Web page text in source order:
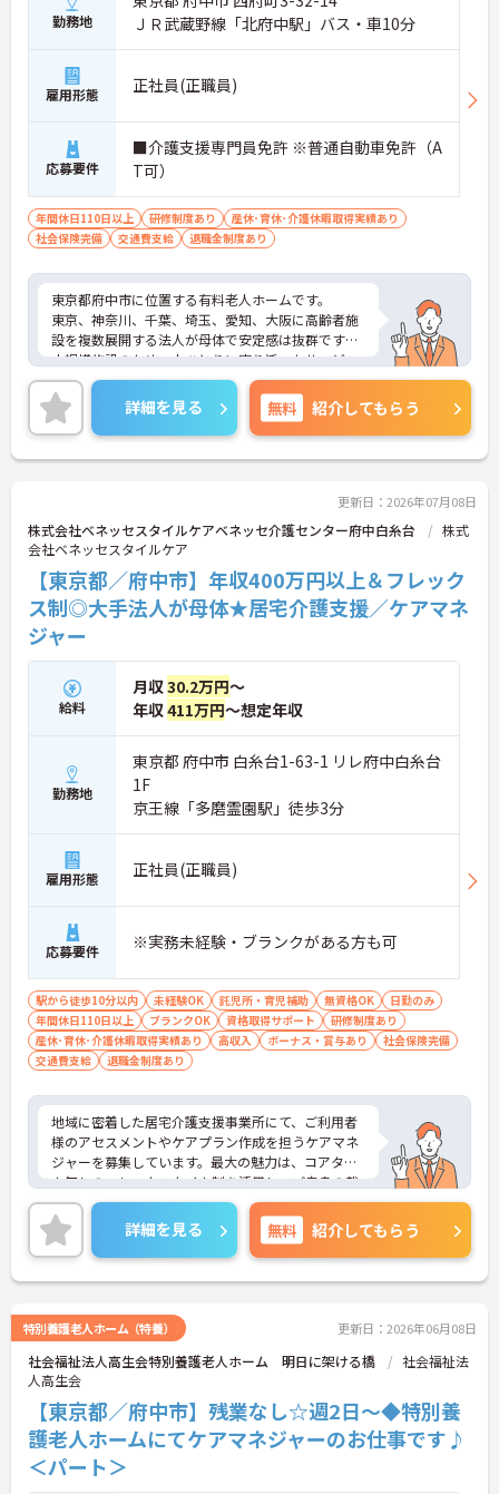
勤務地
ＪＲ武蔵野線「北府中駅」バス・車10分
雇用形態 正社員(正職員)
応募要件
■介護支援専門員免許 ※普通自動車免許（A
T可）
年間休日110日以上 研修制度あり
産休･育休･介護休暇取得実績あり
社会保険完備
交通費支給 退職金制度あり
東京都府中市に位置する有料老人ホームです。
東京、神奈川、千葉、埼玉、愛知、大阪に高齢者施
設を複数展開する法人が母体で安定感は抜群です。
小規模施設のため一人ひとりに寄り添ったサービス
を提供できます。
ご興味のある方は是非お気軽にお問い合わせくださ
い。
詳細を見る 無料 紹介してもらう
更新日：2026年07月08日
株式会社ベネッセスタイルケアベネッセ介護センター府中白糸台
株式
会社ベネッセスタイルケア
【東京都／府中市】年収400万円以上＆フレック
ス制◎大手法人が母体★居宅介護支援／ケアマネ
ジャー
給料
月収30.2万円～
年収411万円～想定年収
勤務地
東京都 府中市 白糸台1-63-1 リレ府中白糸台
1F
京王線「多磨霊園駅」徒歩3分
雇用形態 正社員(正職員)
応募要件 ※実務未経験・ブランクがある方も可
駅から徒歩10分以内 未経験OK 託児所・育児補助 無資格OK
日勤のみ
年間休日110日以上
ブランクOK 資格取得サポート
研修制度あり
産休･育休･介護休暇取得実績あり
高収入 ボーナス・賞与あり
社会保険完備
交通費支給
退職金制度あり
地域に密着した居宅介護支援事業所にて、ご利用者
様のアセスメントやケアプラン作成を担うケアマネ
ジャーを募集しています。最大の魅力は、コアタイ
ム無しのフレックスタイム制を活用し、ご自身の裁
量でスケジュールを管理できる点です。ご自宅から
の直行訪問などを交えることで、日々の業務負担を
軽減しながら柔軟に働くことができます。また、未
就学児への保育手当や共済会による医療費・市販薬
の補助など、大手グループならではの手厚い福利厚
支援専門員へのステップアップを目指せる資格取得
支援制度も整っています。育児・介護向けの時短勤
務制度や75歳までの再雇用制度も完備されており、
ライフステージの変化に合わせた無理のない働き方
で、長期的に専門性を磨いていける環境です。
★おすすめPOINT★
【直行訪問とフレックス制を活用し、効率的で柔軟
な働き方が実現できます】
詳細を見る 無料 紹介してもらう
特別養護老人ホーム（特養） 更新日：2026年06月08日
社会福祉法人高生会特別養護老人ホーム 明日に架ける橋
社会福祉法
人高生会
【東京都／府中市】残業なし☆週2日～◆特別養
護老人ホームにてケアマネジャーのお仕事です♪
＜パート＞